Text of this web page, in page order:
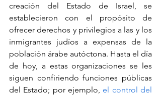
creación del Estado de Israel, se
establecieron con el propósito de
ofrecer derechos y privilegios a las y los
inmigrantes judíos a expensas de la
población árabe autóctona. Hasta el día
de hoy, a estas organizaciones se les
siguen confiriendo funciones públicas
del Estado; por ejemplo, el control del